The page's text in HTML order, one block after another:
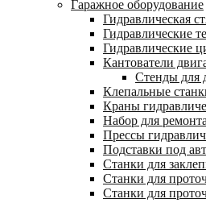
Гаражное оборудование
Гидравлическая
Гидравлические
Гидравлические
Кантователи
Стенды для
Клепальные
Краны
Набор для
Прессы
Подставки под
Станки для
Станки для
Станки для